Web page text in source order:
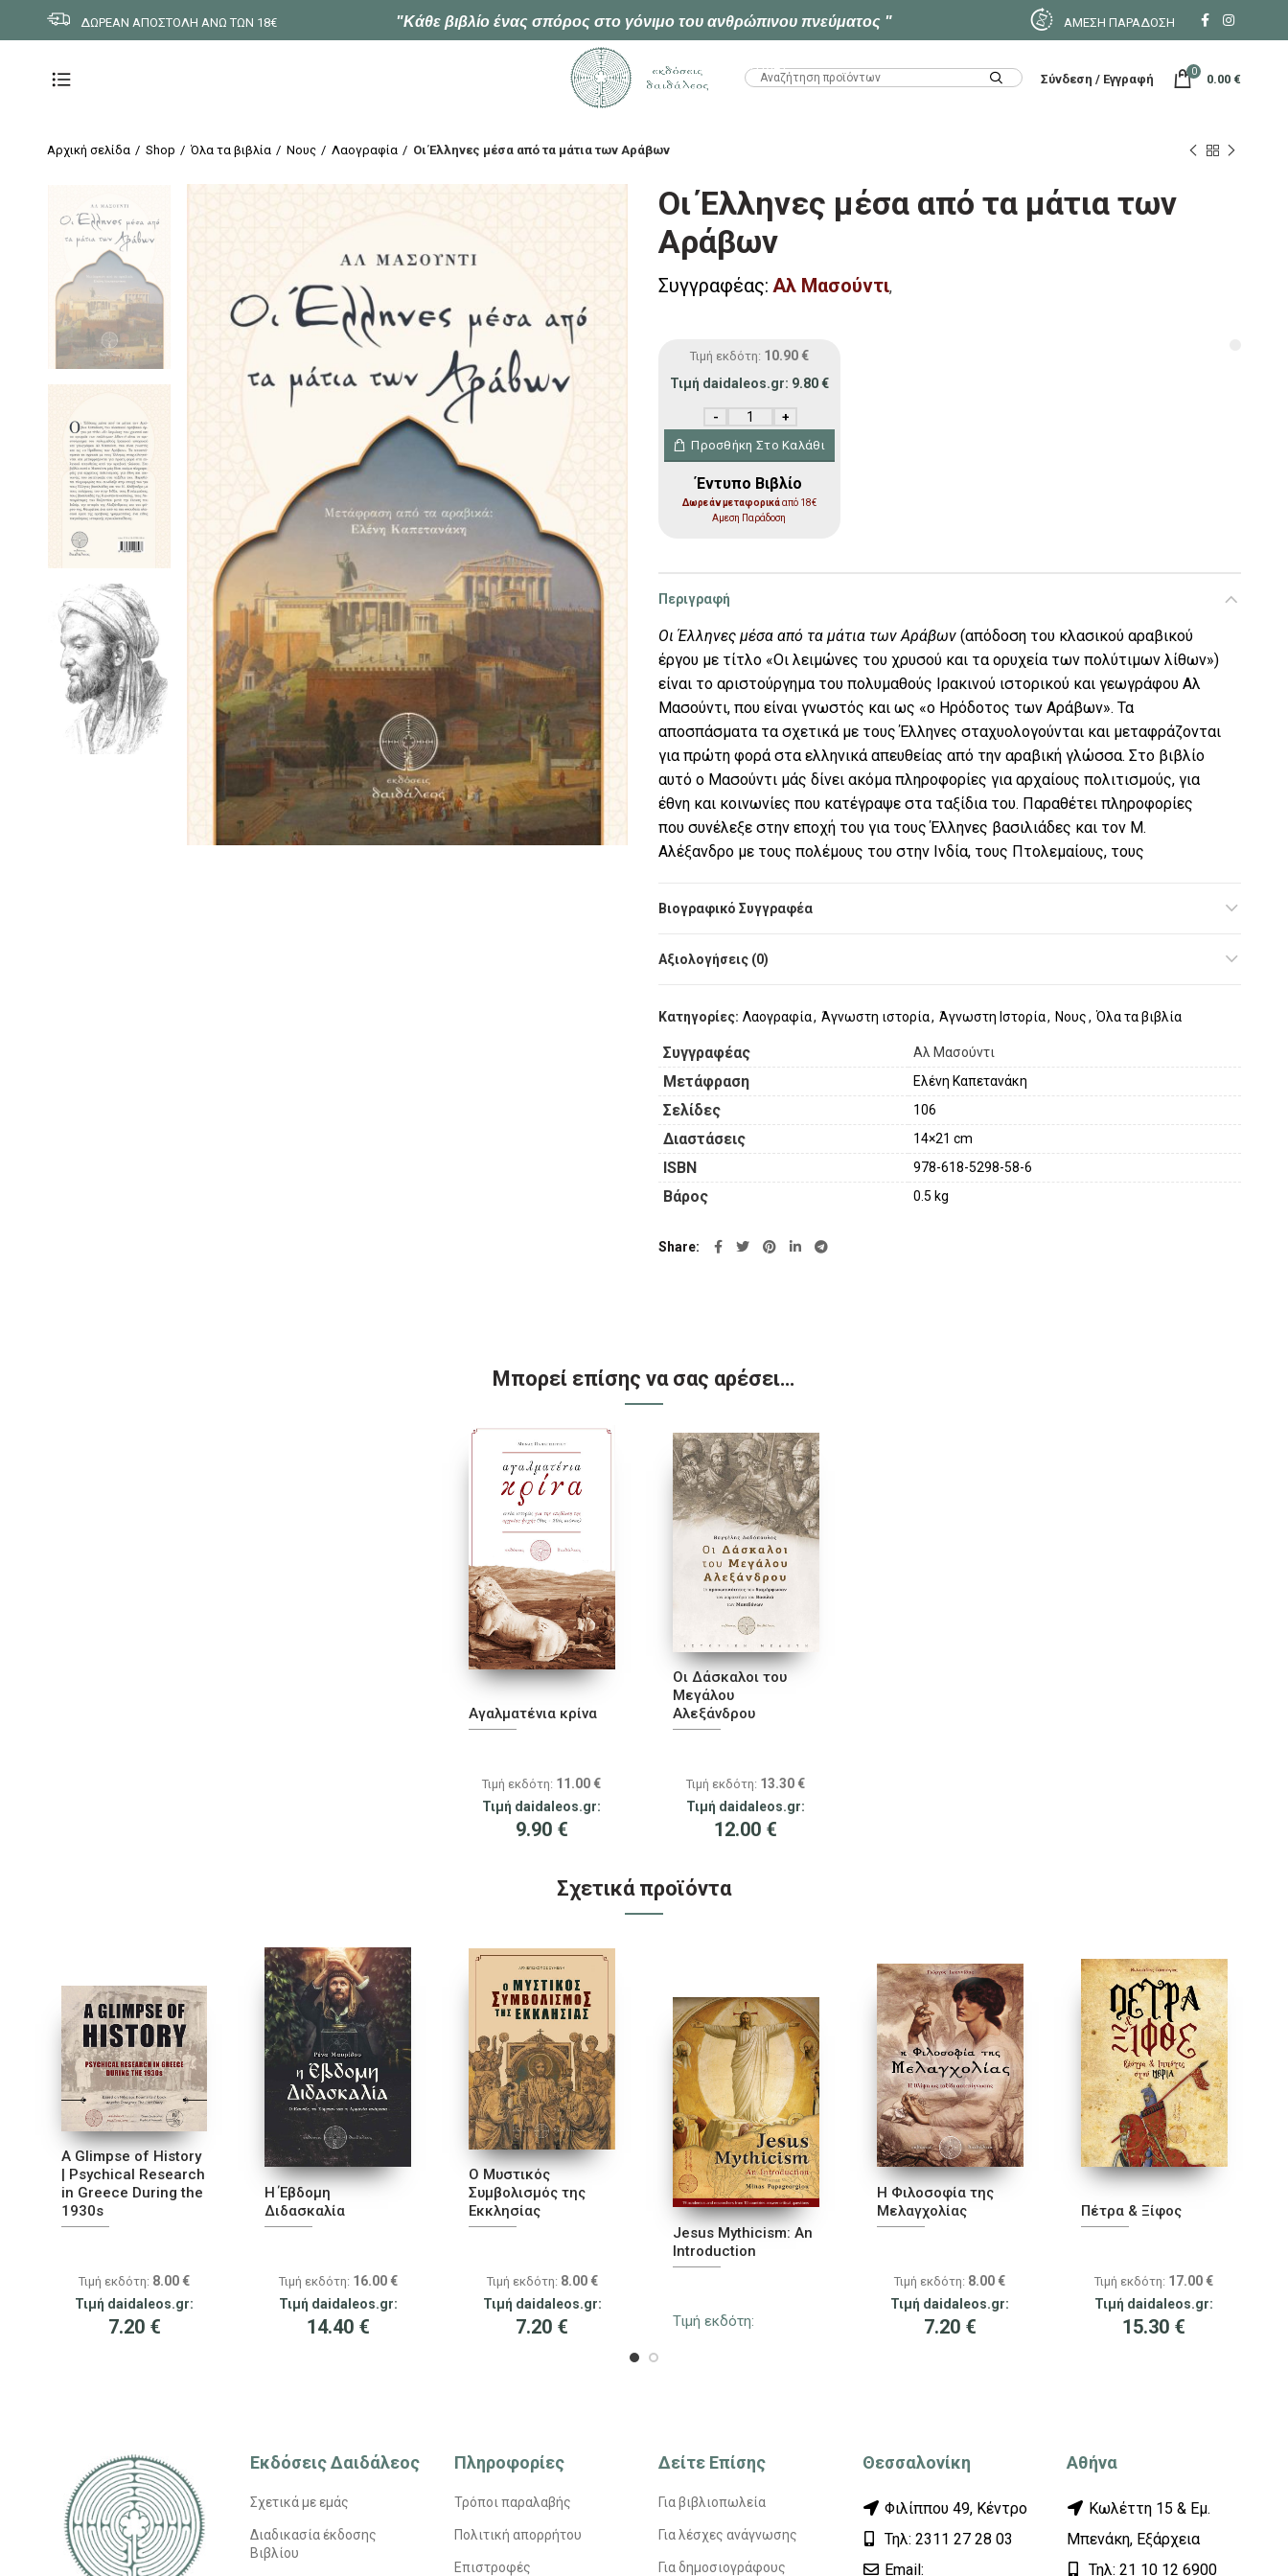
ΔΩΡΕΑΝ ΑΠΟΣΤΟΛΗ ΑΝΩ ΤΩΝ 18€ "Κάθε βιβλίο ένας σπόρος στο γόνιμο του ανθρώπινου πνεύματος " ΑΜΕΣΗ ΠΑΡΑΔΟΣΗ
Σύνδεση / Εγγραφή 0 0.00 €
Αρχική σελίδα Shop Όλα τα βιβλία Νους Λαογραφία Οι Έλληνες μέσα από τα μάτια των Αράβων
Οι Έλληνες μέσα από τα μάτια των
Αράβων
Συγγραφέας: Αλ Μασούντι,
Τιμή εκδότη: 10.90 €
Τιμή daidaleos.gr: 9.80€
Οι Έλληνες μέσα από τα μάτια των Αράβων ποσότητα
Προσθήκη Στο Καλάθι
Έντυπο Βιβλίο
Δωρεάν μεταφορικάαπό 18€
Αμεση Παράδοση
Περιγραφή
Οι Έλληνες μέσα από τα μάτια των Αράβων(απόδοση του κλασικού αραβικού
έργου με τίτλο «Οι λειμώνες του χρυσού και τα ορυχεία των πολύτιμων λίθων»)
είναι το αριστούργημα του πολυμαθούς Ιρακινού ιστορικού και γεωγράφου Αλ
Μασούντι, που είναι γνωστός και ως «ο Ηρόδοτος των Αράβων». Τα
αποσπάσματα τα σχετικά με τους Έλληνες σταχυολογούνται και μεταφράζονται
για πρώτη φορά στα ελληνικά απευθείας από την αραβική γλώσσα. Στο βιβλίο
αυτό ο Μασούντι μάς δίνει ακόμα πληροφορίες για αρχαίους πολιτισμούς, για
έθνη και κοινωνίες που κατέγραψε στα ταξίδια του. Παραθέτει πληροφορίες
που συνέλεξε στην εποχή του για τους Έλληνες βασιλιάδες και τον Μ.
Αλέξανδρο με τους πολέμους του στην Ινδία, τους Πτολεμαίους, τους
την έλευση του Ισλάμ, την ιστορία της Αλεξάνδρειας και του φάρου της.
Θεωρείται ένα από τα πιο σπουδαία κλασικά έργα της αραβικής γραμματείας,
Βιογραφικό Συγγραφέα
Αξιολογήσεις (0)
Κατηγορίες: Λαογραφία, Άγνωστη ιστορία, Άγνωστη Ιστορία, Νους, Όλα τα βιβλία
Συγγραφέας Αλ Μασούντι
Μετάφραση Ελένη Καπετανάκη
Σελίδες 106
Διαστάσεις 14×21 cm
ISBN 978-618-5298-58-6
Βάρος 0.5 kg
Share
Μπορεί επίσης να σας αρέσει…
Αγαλματένια κρίνα
Τιμή εκδότη: 11.00 €
Τιμή daidaleos.gr:
9.90 €
Οι Δάσκαλοι του
Μεγάλου
Αλεξάνδρου
Τιμή εκδότη: 13.30 €
Τιμή daidaleos.gr:
12.00 €
Σχετικά προϊόντα
A Glimpse of History
| Psychical Research
in Greece During the
1930s
Τιμή εκδότη: 8.00 €
Τιμή daidaleos.gr:
7.20 €
Η Έβδομη
Διδασκαλία
Τιμή εκδότη: 16.00 €
Τιμή daidaleos.gr:
14.40 €
Ο Μυστικός
Συμβολισμός της
Εκκλησίας
Τιμή εκδότη: 8.00 €
Τιμή daidaleos.gr:
7.20 €
Jesus Mythicism: An
Introduction
Τιμή εκδότη:
Η Φιλοσοφία της
Μελαγχολίας
Τιμή εκδότη: 8.00 €
Τιμή daidaleos.gr:
7.20 €
Πέτρα & Ξίφος
Τιμή εκδότη: 17.00 €
Τιμή daidaleos.gr:
15.30 €
Εκδόσεις Δαιδάλεος
Σχετικά με εμάς
Διαδικασία έκδοσης
Βιβλίου
Πληροφορίες
Τρόποι παραλαβής
Πολιτική απορρήτου
Επιστροφές
Δείτε Επίσης
Για βιβλιοπωλεία
Για λέσχες ανάγνωσης
Για δημοσιογράφους
Θεσσαλονίκη
Φιλίππου 49, Κέντρο
Τηλ: 2311 27 28 03
Εmail:
Αθήνα
Κωλέττη 15 & Εμ.
Μπενάκη, Εξάρχεια
Τηλ: 21 10 12 6900